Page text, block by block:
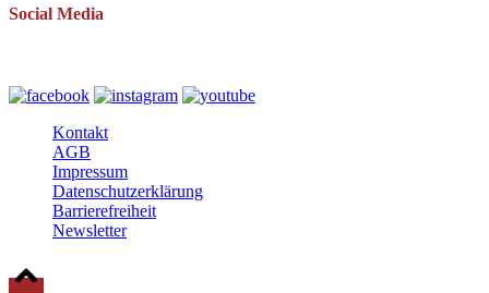
Social Media
Kontakt
AGB
Impressum
Datenschutzerklärung
Barrierefreiheit
Newsletter